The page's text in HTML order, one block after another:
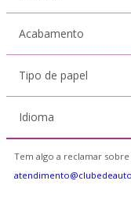
Acabamento
Tipo de papel
Idioma
Tem algo a reclamar